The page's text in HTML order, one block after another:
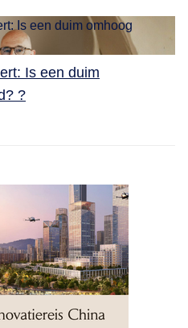
Is een duim
?